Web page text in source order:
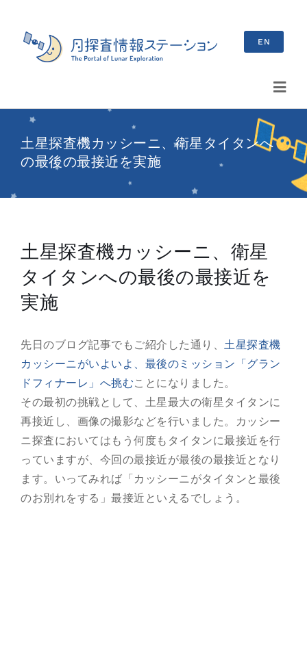
content
EN
索
…
イベント情報
ブログ
月を知ろう
月と遊ぼう
月・惑星へ
今日の月
土星探査機カッシーニ、衛星タイタンへ
の最後の最接近を実施
土星探査機カッシーニ、衛星
タイタンへの最後の最接近を
実施
先日のブログ記事でもご紹介した通り、 土星探査機
カッシーニがいよいよ、最後のミッション「グラン
ドフィナーレ」へ挑むことになりました。
その最初の挑戦として、土星最大の衛星タイタンに
再接近し、画像の撮影などを行いました。カッシー
ニ探査においてはもう何度もタイタンに最接近を行
っていますが、今回の最接近が最後の最接近となり
ます。いってみれば「カッシーニがタイタンと最後
のお別れをする」最接近といえるでしょう。